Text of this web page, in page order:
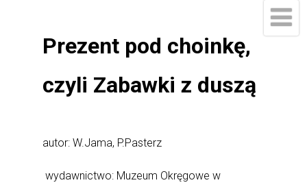
Prezent pod choinkę,
czyli Zabawki z duszą
autor: W.Jama, P.Pasterz
wydawnictwo: Muzeum Okręgowe w